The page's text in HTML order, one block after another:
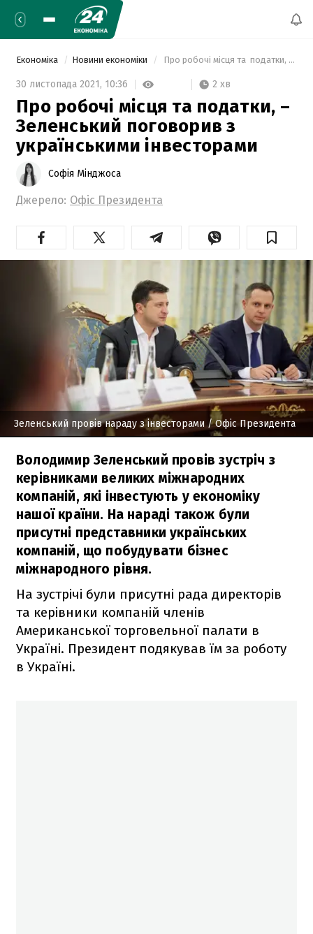
Економіка Новини економіки Про робочі місця та  податки, – Зеленський поговорив з українськими інвесторами
30 листопада 2021, 10:36 2 хв
Про робочі місця та податки, –
Зеленський поговорив з
українськими інвесторами
Софія Мінджоса
Джерело: Офіс Президента
Зеленський провів нараду з інвесторами / Офіс Президента
Володимир Зеленський провів зустріч з
керівниками великих міжнародних
компаній, які інвестують у економіку
нашої країни. На нараді також були
присутні представники українських
компаній, що побудувати бізнес
міжнародного рівня.
На зустрічі були присутні рада директорів
та керівники компаній членів
Американської торговельної палати в
Україні. Президент подякував їм за роботу
в Україні.